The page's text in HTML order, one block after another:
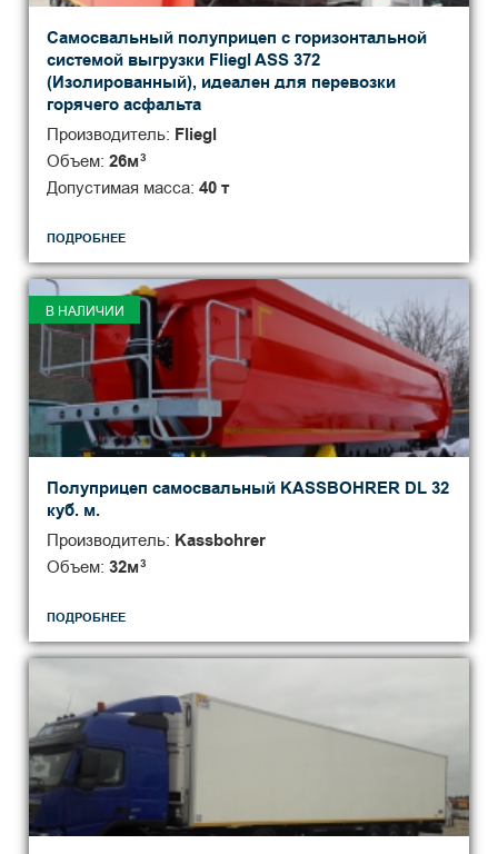
Самосвальный полуприцеп с горизонтальной
системой выгрузки Fliegl ASS 372
(Изолированный), идеален для перевозки
горячего асфальта
Производитель: Fliegl
Объем: 26м3
Допустимая масса: 40 т
ПОДРОБНЕЕ
В НАЛИЧИИ
Полуприцеп самосвальный KASSBOHRER DL 32
куб. м.
Производитель: Kassbohrer
Объем: 32м3
ПОДРОБНЕЕ